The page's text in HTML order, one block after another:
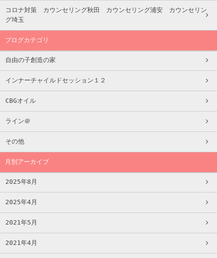
コロナ対策 カウンセリング秋田 カウンセリング浦安 カウンセリン
グ埼玉
ブログカテゴリ
自由の子創造の家
インナーチャイルドセッション１２
CBGオイル
ライン＠
その他
月別アーカイブ
2025年8月
2025年4月
2021年5月
2021年4月